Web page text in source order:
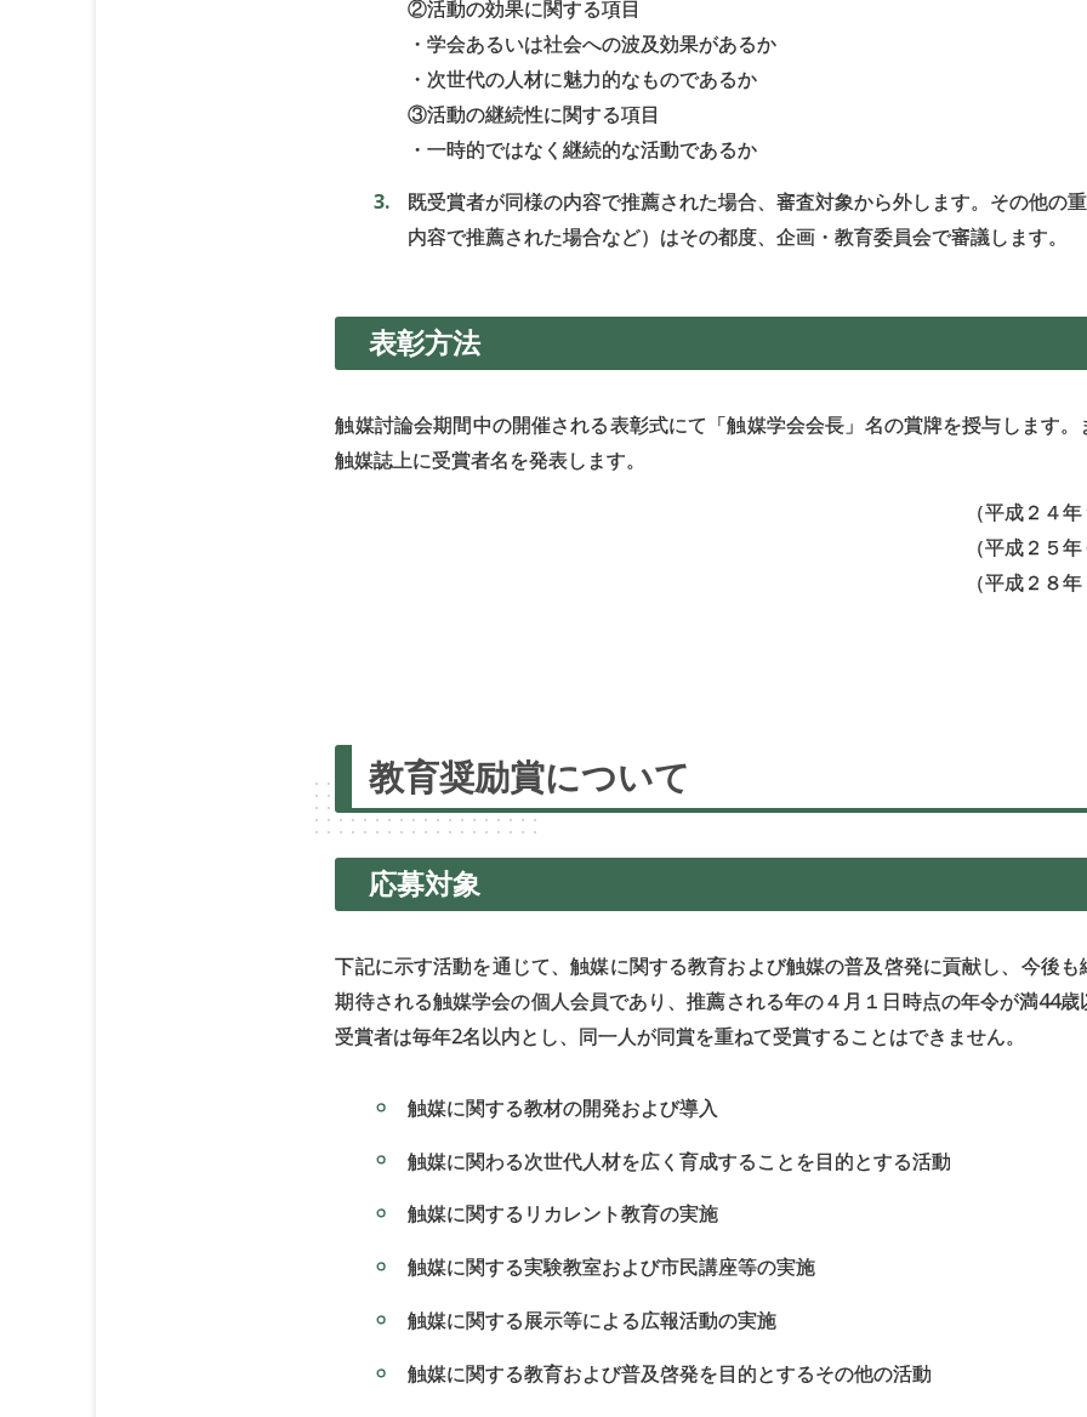
②活動の効果に関する項目
・学会あるいは社会への波及効果があるか
・次世代の人材に魅力的なものであるか
③活動の継続性に関する項目
・一時的ではなく継続的な活動であるか
既受賞者が同様の内容で推薦された場合、審査対象から外します。その他の
内容で推薦された場合など）はその都度、企画・教育委員会で審議します。
表彰方法
触媒討論会期間中の開催される表彰式にて「触媒学会会長」名の賞牌を授与します
触媒誌上に受賞者名を発表します。
（平成２４
（平成２５
（平成２８
教育奨励賞について
応募対象
下記に示す活動を通じて、触媒に関する教育および触媒の普及啓発に貢献し、今後
期待される触媒学会の個人会員であり、推薦される年の４月１日時点の年令が満44
受賞者は毎年2名以内とし、同一人が同賞を重ねて受賞することはできません。
触媒に関する教材の開発および導入
触媒に関わる次世代人材を広く育成することを目的とする活動
触媒に関するリカレント教育の実施
触媒に関する実験教室および市民講座等の実施
触媒に関する展示等による広報活動の実施
触媒に関する教育および普及啓発を目的とするその他の活動